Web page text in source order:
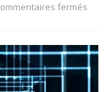
fermés